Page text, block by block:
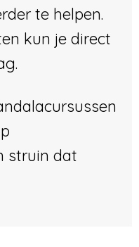
te helpen.
kun je direct
.
struin dat